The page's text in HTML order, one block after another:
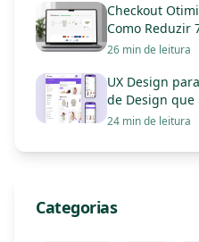
Checkout
Como Reduzir
Carrinho e
26 min de leitura
UX Design
de Design que
Conversão
24 min de leitura
Categorias